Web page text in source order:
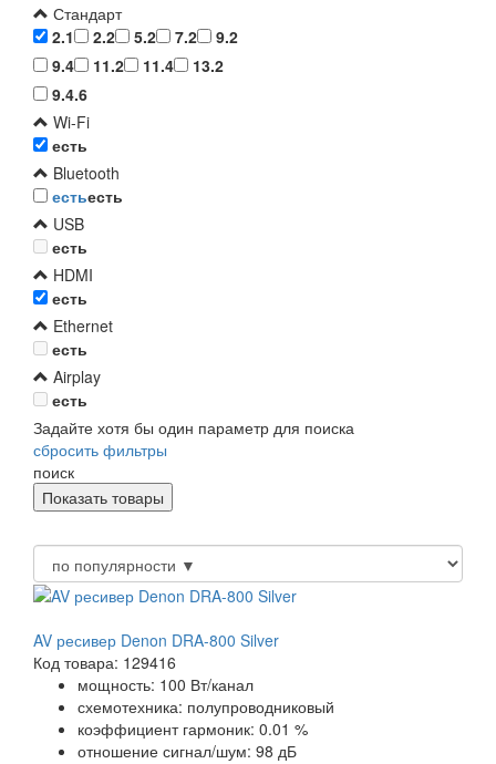
Стандарт
2.1
2.2 5.2 7.2
9.2
9.4
11.2 11.4
13.2
9.4.6
Wi-Fi
есть
Bluetooth
естьесть
USB
есть
HDMI
есть
Ethernet
есть
Airplay
есть
Задайте хотя бы один параметр для поиска
сбросить фильтры
поиск
AV ресивер Denon DRA-800 Silver
Код товара: 129416
мощность: 100 Вт/канал
схемотехника: полупроводниковый
коэффициент гармоник: 0.01 %
отношение сигнал/шум: 98 дБ